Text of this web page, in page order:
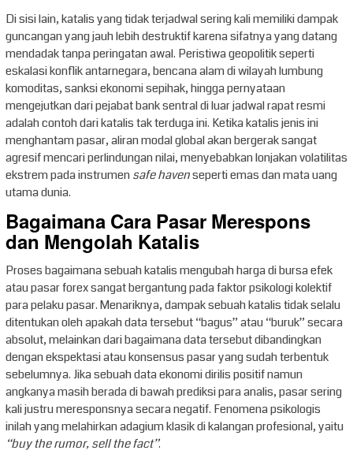
Di sisi lain, katalis yang tidak terjadwal sering kali memiliki dampak
guncangan yang jauh lebih destruktif karena sifatnya yang datang
mendadak tanpa peringatan awal. Peristiwa geopolitik seperti
eskalasi konflik antarnegara, bencana alam di wilayah lumbung
komoditas, sanksi ekonomi sepihak, hingga pernyataan
mengejutkan dari pejabat bank sentral di luar jadwal rapat resmi
adalah contoh dari katalis tak terduga ini. Ketika katalis jenis ini
menghantam pasar, aliran modal global akan bergerak sangat
agresif mencari perlindungan nilai, menyebabkan lonjakan volatilitas
ekstrem pada instrumensafe havenseperti emas dan mata uang
utama dunia.
Bagaimana Cara Pasar Merespons
dan Mengolah Katalis
Proses bagaimana sebuah katalis mengubah harga di bursa efek
atau pasar forex sangat bergantung pada faktor psikologi kolektif
para pelaku pasar. Menariknya, dampak sebuah katalis tidak selalu
ditentukan oleh apakah data tersebut “bagus” atau “buruk” secara
absolut, melainkan dari bagaimana data tersebut dibandingkan
dengan ekspektasi atau konsensus pasar yang sudah terbentuk
sebelumnya. Jika sebuah data ekonomi dirilis positif namun
angkanya masih berada di bawah prediksi para analis, pasar sering
kali justru meresponsnya secara negatif. Fenomena psikologis
inilah yang melahirkan adagium klasik di kalangan profesional, yaitu
“buy the rumor, sell the fact”.